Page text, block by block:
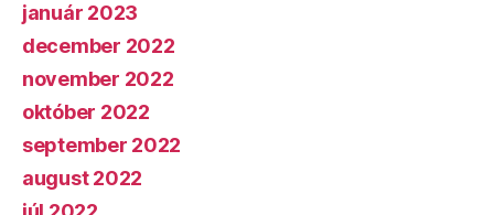
január 2023
december 2022
november 2022
október 2022
september 2022
august 2022